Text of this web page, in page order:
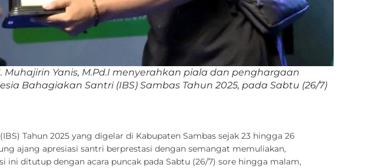
Yanis, M.Pd.I menyerahkan piala dan penghargaan
Bahagiakan Santri (IBS) Sambas Tahun 2025, pada Sabtu (26/7)
Tahun 2025 yang digelar di Kabupaten Sambas sejak 23 hingga 26
ajang apresiasi santri berprestasi dengan semangat memuliakan,
ini ditutup dengan acara puncak pada Sabtu (26/7) sore hingga malam,